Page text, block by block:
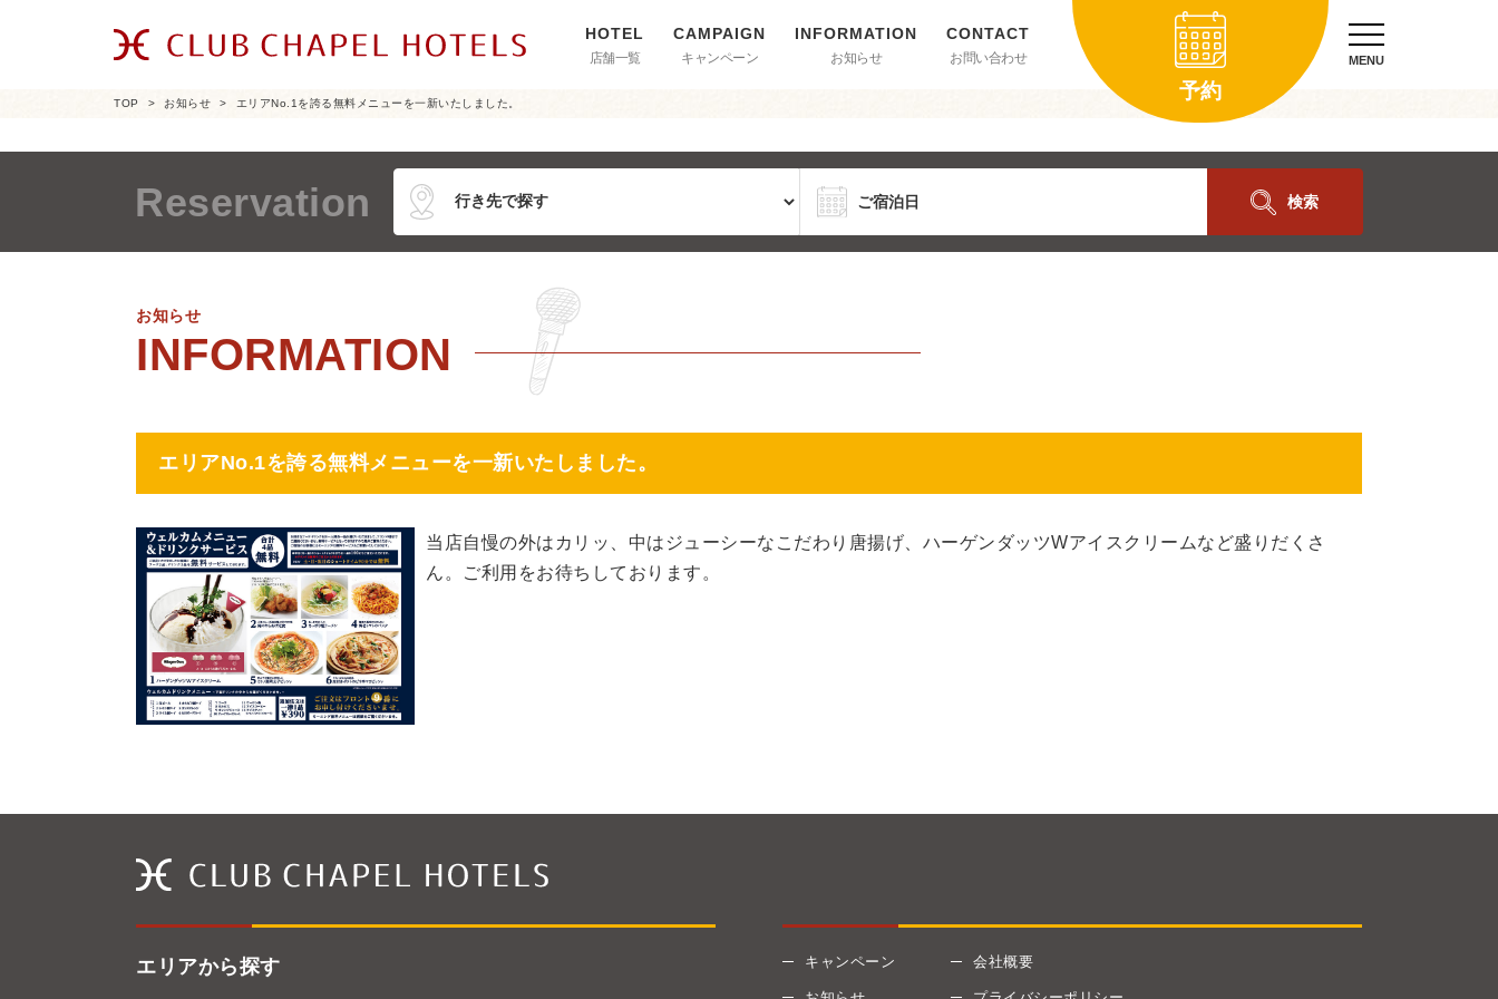
店舗一覧 キャンペーン お知らせ お問い合わせ
予約
MENU
TOP お知らせ エリアNo.1を誇る無料メニューを一新いたしました。
Reservation 検索
お知らせ
エリアNo.1を誇る無料メニューを一新いたしました。
当店自慢の外はカリッ、中はジューシーなこだわり唐揚げ、ハーゲンダッツWアイスクリームなど盛りだくさ
ん。ご利用をお待ちしております。
エリアから探す キャンペーン 会社概要